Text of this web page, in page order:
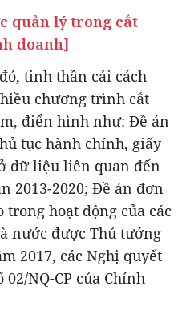
quản lý trong cắt
doanh]
tinh thần cải cách
chương trình cắt
điển hình như: Đề án
tục hành chính, giấy
dữ liệu liên quan đến
2013-2020; Đề án đơn
trong hoạt động của các
nước được Thủ tướng
2017, các Nghị quyết
02/NQ-CP của Chính